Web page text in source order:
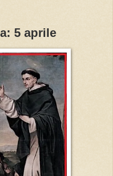
5 aprile